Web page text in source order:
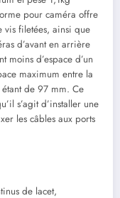
pour caméra offre
vis filetées, ainsi que
d’avant en arrière
d’espace d’un
maximum entre la
de 97 mm. Ce
s’agit d’installer une
les câbles aux ports
de lacet,